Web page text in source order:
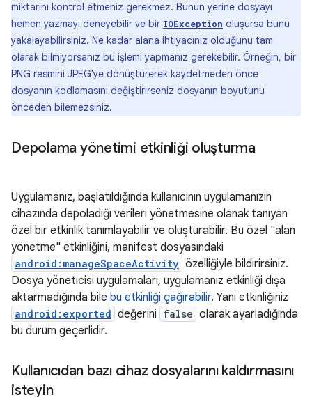
miktarını kontrol etmeniz gerekmez. Bunun yerine dosyayı
hemen yazmayı deneyebilir ve bir IOException oluşursa bunu
yakalayabilirsiniz. Ne kadar alana ihtiyacınız olduğunu tam
olarak bilmiyorsanız bu işlemi yapmanız gerekebilir. Örneğin, bir
PNG resmini JPEG'ye dönüştürerek kaydetmeden önce
dosyanın kodlamasını değiştirirseniz dosyanın boyutunu
önceden bilemezsiniz.
Depolama yönetimi etkinliği oluşturma
Uygulamanız, başlatıldığında kullanıcının uygulamanızın
cihazında depoladığı verileri yönetmesine olanak tanıyan
özel bir etkinlik tanımlayabilir ve oluşturabilir. Bu özel "alan
yönetme" etkinliğini, manifest dosyasındaki
android:manageSpaceActivity özelliğiyle bildirirsiniz.
Dosya yöneticisi uygulamaları, uygulamanız etkinliği dışa
aktarmadığında bile bu etkinliği çağırabilir. Yani etkinliğiniz
android:exported değerini false olarak ayarladığında
bu durum geçerlidir.
Kullanıcıdan bazı cihaz dosyalarını kaldırmasını
isteyin